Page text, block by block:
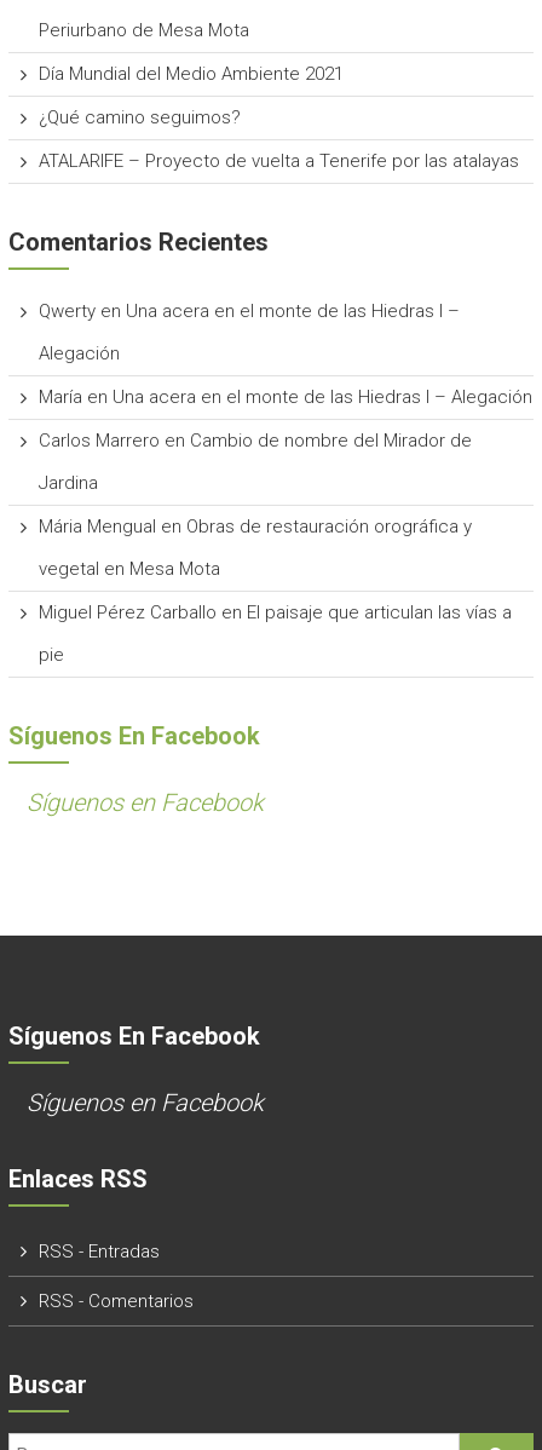
Periurbano de Mesa Mota
Día Mundial del Medio Ambiente 2021
¿Qué camino seguimos?
ATALARIFE – Proyecto de vuelta a Tenerife por las atalayas
Comentarios Recientes
Qwertyen Una acera en el monte de las Hiedras I –
Alegación
María en Una acera en el monte de las Hiedras I – Alegación
Carlos Marrero en Cambio de nombre del Mirador de
Jardina
Mária Mengual en Obras de restauración orográfica y
vegetal en Mesa Mota
Miguel Pérez Carballo en El paisaje que articulan las vías a
pie
Síguenos En Facebook
Síguenos en Facebook
Síguenos En Facebook
Síguenos en Facebook
Enlaces RSS
RSS - Entradas
RSS - Comentarios
Buscar